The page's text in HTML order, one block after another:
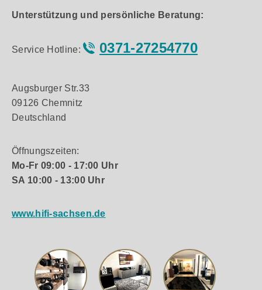
Unterstützung und persönliche Beratung:
Service Hotline: 0371-27254770
Augsburger Str.33
09126 Chemnitz
Deutschland
Öffnungszeiten:
Mo-Fr 09:00 - 17:00 Uhr
SA 10:00 - 13:00 Uhr
www.hifi-sachsen.de